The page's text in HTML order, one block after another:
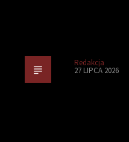
Redakcja
27 LIPCA 2026